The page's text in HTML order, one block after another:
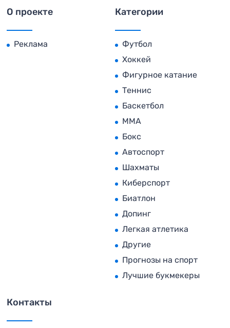
О проекте
Реклама
Категории
Футбол
Хоккей
Фигурное катание
Теннис
Баскетбол
MMA
Бокс
Автоспорт
Шахматы
Киберспорт
Биатлон
Допинг
Легкая атлетика
Другие
Прогнозы на спорт
Лучшие букмекеры
Контакты